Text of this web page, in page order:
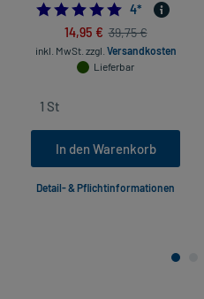
4.75
4*
14,95 € 39,75 €
inkl. MwSt. zzgl. Versandkosten
Lieferbar
In den Warenkorb
Detail- & Pflichtinformationen